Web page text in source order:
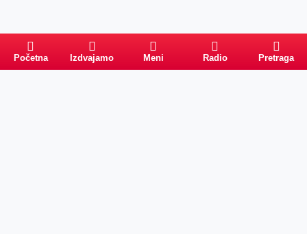
Početna Izdvajamo Meni Radio Pretraga